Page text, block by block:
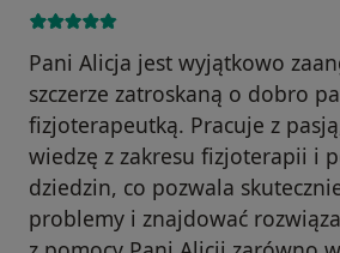
Pani Alicja jest wyjątkowo
szczerze zatroskaną o dobro
fizjoterapeutką. Pracuje z
wiedzę z zakresu fizjoterapii i
dziedzin, co pozwala
problemy i znajdować